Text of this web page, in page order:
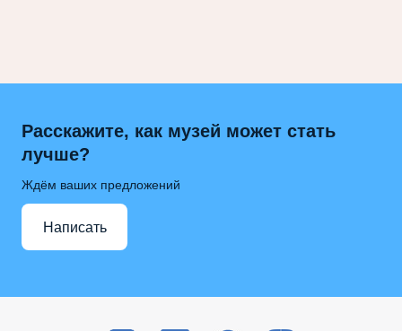
Расскажите, как музей может стать
лучше?
Ждём ваших предложений
Написать